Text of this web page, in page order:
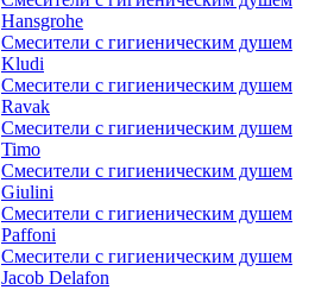
Hansgrohe
Смесители с гигиеническим душем
Kludi
Смесители с гигиеническим душем
Ravak
Смесители с гигиеническим душем
Timo
Смесители с гигиеническим душем
Giulini
Смесители с гигиеническим душем
Paffoni
Смесители с гигиеническим душем
Jacob Delafon